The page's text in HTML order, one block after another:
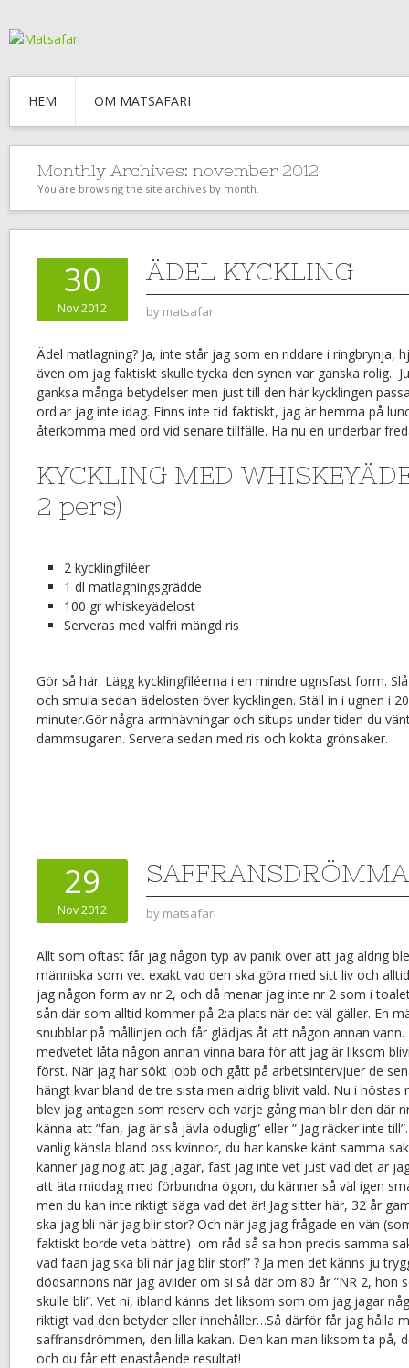
HEM OM MATSAFARI
Monthly Archives: november 2012
You are browsing the site archives by month.
30
Nov 2012
ÄDEL KYCKLING
by matsafari
Ädel matlagning? Ja, inte står jag som en riddare i ringbrynja,
även om jag faktiskt skulle tycka den synen var ganska rolig.
ganksa många betydelser men just till den här kycklingen
ord:ar jag inte idag. Finns inte tid faktiskt, jag är hemma på
återkomma med ord vid senare tillfälle. Ha nu en underbar
KYCKLING MED
2 pers)
2 kycklingfiléer
1 dl matlagningsgrädde
100 gr whiskeyädelost
Serveras med valfri mängd ris
Gör så här: Lägg kycklingfiléerna i en mindre ugnsfast form.
och smula sedan ädelosten över kycklingen. Ställ in i ugnen i
minuter.Gör några armhävningar och situps under tiden du
dammsugaren. Servera sedan med ris och kokta grönsaker.
29
Nov 2012 by matsafari
Allt som oftast får jag någon typ av panik över att jag aldrig
människa som vet exakt vad den ska göra med sitt liv och
jag någon form av nr 2, och då menar jag inte nr 2 som i
sån där som alltid kommer på 2:a plats när det väl gäller. En
snubblar på mållinjen och får glädjas åt att någon annan
medvetet låta någon annan vinna bara för att jag är liksom
först. När jag har sökt jobb och gått på arbetsintervjuer de
hängt kvar bland de tre sista men aldrig blivit vald. Nu i
blev jag antagen som reserv och varje gång man blir den där
känna att ”fan, jag är så jävla oduglig” eller ” Jag räcker inte
vanlig känsla bland oss kvinnor, du har kanske känt samma
känner jag nog att jag jagar, fast jag inte vet just vad det är
att äta middag med förbundna ögon, du känner så väl igen
men du kan inte riktigt säga vad det är! Jag sitter här, 32 år
ska jag bli när jag blir stor? Och när jag jag frågade en vän
faktiskt borde veta bättre) om råd så sa hon precis samma
vad faan jag ska bli när jag blir stor!” ? Ja men det känns ju
dödsannons när jag avlider om si så där om 80 år ”NR 2, hon
skulle bli”. Vet ni, ibland känns det liksom som om jag jagar
riktigt vad den betyder eller innehåller…Så därför får jag hålla
saffransdrömmen, den lilla kakan. Den kan man liksom ta på,
och du får ett enastående resultat!